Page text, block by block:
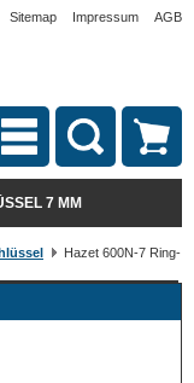
Sitemap Impressum AGB
7 MM
Hazet 600N-7 Ring-